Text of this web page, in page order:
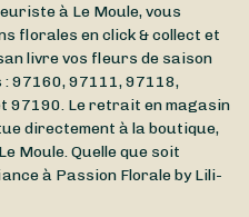
à Le Moule, vous
florales en click & collect et
livre vos fleurs de saison
97160, 97111, 97118,
97190. Le retrait en magasin
directement à la boutique,
Le Moule. Quelle que soit
à Passion Florale by Lili-